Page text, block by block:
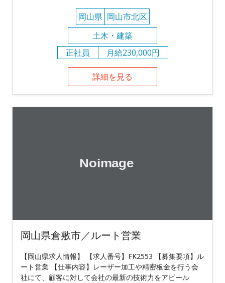
岡山県 岡山市北区
土木・建築
正社員
月給230,000円
詳細を見る
岡山県倉敷市／ルート営業
【岡山県求人情報】 【求人番号】FK2553 【募集要項】ル
ート営業 【仕事内容】レーザー加工や精密板金を行う会
社にて、顧客に対して会社の最新の技術力をアピール